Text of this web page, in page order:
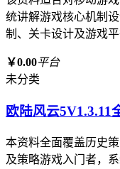
统讲解游戏核心机制
制、关卡设计及游戏
￥0.00平台
未分类
欧陆风云5V1.3.11
本资料全面覆盖历史
及策略游戏入门者，